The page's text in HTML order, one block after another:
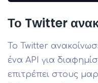
Το Twitter
Το Twitter
ένα API για
επιτρέπει στους